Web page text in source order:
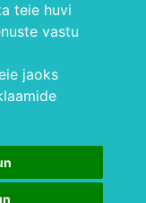
teie huvi
vastu
jaoks